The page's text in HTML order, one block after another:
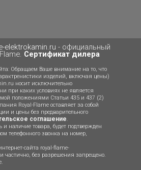
elektrokamin.ru - официальный
Сертификат дилера
Обращаем Ваше внимание на то, что
изделий, включая цены)
носит исключительно
при каких условиях не является
положениями Статьи 435 и 437 (2)
Royal-Flame оставляет за собой
и цены без предварительного
соглашение.
наличие товара, будет подтвержден
телефонного звонка на номер,
сайта royal-flame-
частично, без разрешения запрещено.